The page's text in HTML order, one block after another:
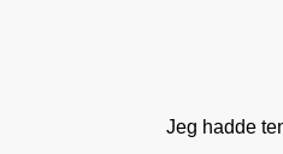
Jeg hadde